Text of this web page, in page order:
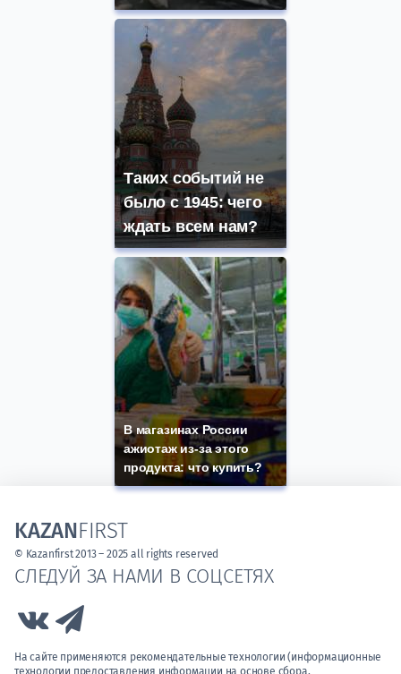
Таких событий не
было с 1945: чего
ждать всем нам?
В магазинах России
ажиотаж из-за этого
продукта: что купить?
СЛЕДУЙ ЗА НАМИ В СОЦСЕТЯХ
Link to Vk
На сайте применяются рекомендательные технологии (информационные
технологии предоставления информации на основе сбора,
KAZANFIRST
© Kazanfirst 2013 – 2025 all rights reserved